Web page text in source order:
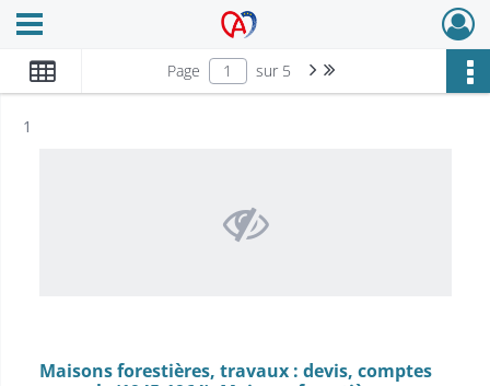
Archives Alsace - Colmar
Ouvrir le menu déroulant
Page sur 5 Page suivante : 1/5
Résultat n°
1
Maisons forestières, travaux : devis, comptes